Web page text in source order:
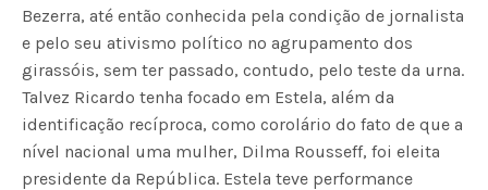
Bezerra, até então conhecida pela condição de jornalista
e pelo seu ativismo político no agrupamento dos
girassóis, sem ter passado, contudo, pelo teste da urna.
Talvez Ricardo tenha focado em Estela, além da
identificação recíproca, como corolário do fato de que a
nível nacional uma mulher, Dilma Rousseff, foi eleita
presidente da República. Estela teve performance